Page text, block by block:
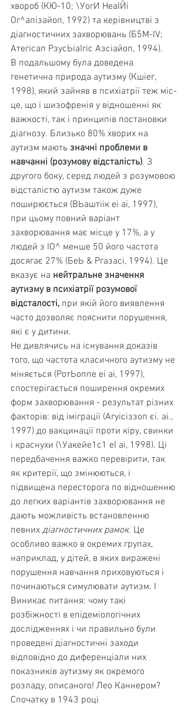
хвороб (КЮ-10; \УогИ НеаІЙі
Ог^апізайоп, 1992) та керівництві з
діагностичних захворювань (Б5М-IV;
Атегісап РзусЬіаІгіс Азсіайоп, 1994).
В подальшому була доведена
генетична природа аутизму (Кшіег,
1998), який зайняв в психіатрії теж міс­
це, що і шизофренія у відношенні як
важкості, так і принципів постановки
діагнозу. Близько 80% хворих на
аутизм мають значні проблеми в
навчанні (ро­зумову відсталість). З
другого боку, серед людей з розумовою
відсталістю аутизм також дуже
поширю­ється (ВЬаштіік еі аі, 1997),
при цьому повний варіант
захворювання має місце у 17%, а у
людей з ІО^ менше 50 його частота
досягає 27% (БеЬ & Ргазасі, 1994). Це
вказує на нейтральне значення
аутизму в психіатрії розумової
відсталості, при якій його виявлення
часто дозволяє пояснити порушення,
які є у дитини.
Не дивлячись на існування доказів
того, що частота класичного аутизму не
міняється (РотЬоппе еі аі, 1997),
спостерігається поширення окремих
форм захворюван­ня - результат різних
факторів: від іміграції (Агуісіззоп єі. аі.,
1997) до вакцинації проти кіру, свинки
і краснухи (\Уакейе1с1 еІ аі, 1998). Ці
передбачення важко переві­рити, так
як критерії, що змінюються, і
підвищена пере­сторога по відношенню
до легких варіантів захворюван­ня не
дають можливість встановленню
певних діагностичних рамок. Це
особливо важко в окремих групах,
наприклад, у дітей, в яких виражені
порушення навчан­ня приховуються і
починаються симулювати аутизм. І
Виникає питання: чому такі
розбіжності в епідеміологічних
дослідженнях і чи правильно були
прове­дені діагностичні заходи
відповідно до диференціали них
показників аутизму як окремого
розладу, описаного! Лео Каннером?
Спочатку в 1943 році